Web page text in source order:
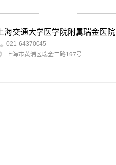
上海交通大学医学院附属瑞金医院
021-64370045
上海市黄浦区瑞金二路197号